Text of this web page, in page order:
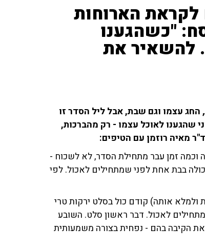
לקראת הארוחות
"כשהגענו
להשאיר את
החג עצמו וגם שבת, אבל ליל הסדר זו
שהגענו לאוכל עצמו - רק מהברכות,
מאיה רוזמן עם הטיפים:
וכמה זמן עבר מתחילת הסדר, לא לשכוח -
בבת אחת לפני שמתחילים לאכול. לפי
אותה) קודם כול בסלט ירקות טרי
לאכול. דבר ראשון סלט. השובע
את הקיבה בהם - נפחית בצורה משמעותית